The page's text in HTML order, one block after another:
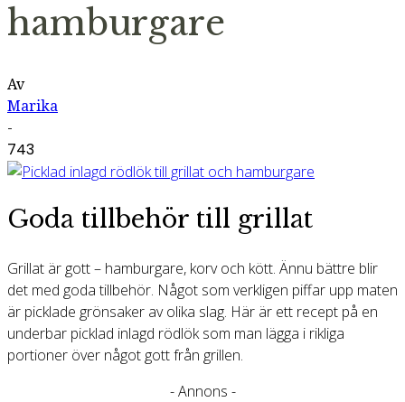
hamburgare
Av
Marika
-
743
Goda tillbehör till grillat
Grillat är gott – hamburgare, korv och kött. Ännu bättre blir
det med goda tillbehör. Något som verkligen piffar upp maten
är picklade grönsaker av olika slag. Här är ett recept på en
underbar picklad inlagd rödlök som man lägga i rikliga
portioner över något gott från grillen.
- Annons -